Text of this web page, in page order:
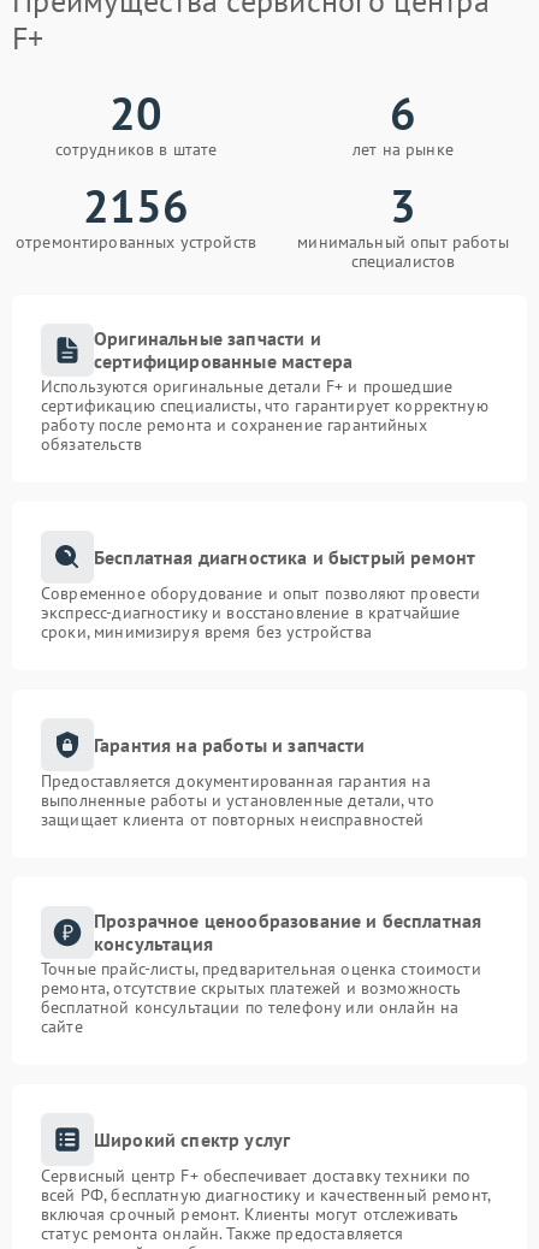
F+
20
сотрудников в штате
6
лет на рынке
2156
отремонтированных устройств
3
минимальный опыт работы
специалистов
Оригинальные запчасти и
сертифицированные мастера
Используются оригинальные детали F+ и прошедшие
сертификацию специалисты, что гарантирует корректную
работу после ремонта и сохранение гарантийных
обязательств
Бесплатная диагностика и быстрый ремонт
Современное оборудование и опыт позволяют провести
экспресс-диагностику и восстановление в кратчайшие
сроки, минимизируя время без устройства
Гарантия на работы и запчасти
Предоставляется документированная гарантия на
выполненные работы и установленные детали, что
защищает клиента от повторных неисправностей
Прозрачное ценообразование и бесплатная
консультация
Точные прайс-листы, предварительная оценка стоимости
ремонта, отсутствие скрытых платежей и возможность
бесплатной консультации по телефону или онлайн на
сайте
Широкий спектр услуг
Сервисный центр F+ обеспечивает доставку техники по
всей РФ, бесплатную диагностику и качественный ремонт,
включая срочный ремонт. Клиенты могут отслеживать
статус ремонта онлайн. Также предоставляется